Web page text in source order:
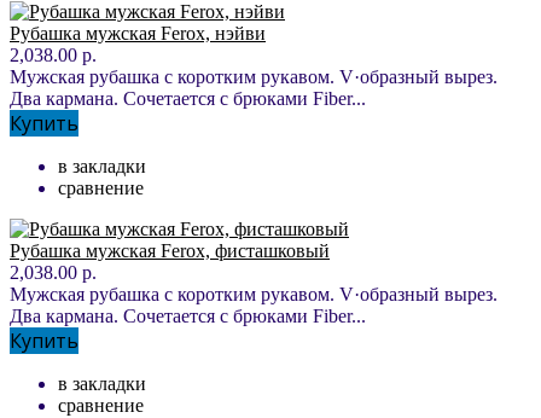
Рубашка мужская Ferox, нэйви
2,038.00 р.
Мужская рубашка с коротким рукавом. V·образный вырез.
Два кармана. Сочетается с брюками Fiber...
Купить
в закладки
сравнение
Рубашка мужская Ferox, фисташковый
2,038.00 р.
Мужская рубашка с коротким рукавом. V·образный вырез.
Два кармана. Сочетается с брюками Fiber...
Купить
в закладки
сравнение